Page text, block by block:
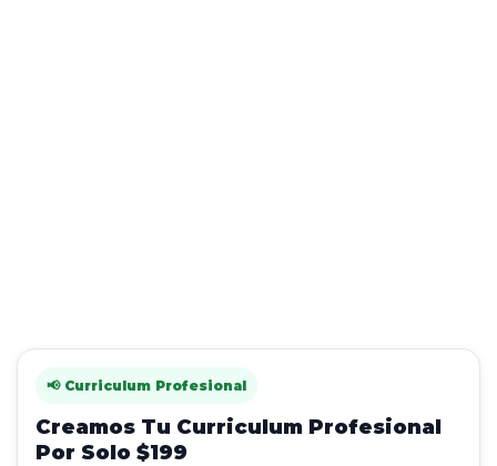
📢 Curriculum Profesional
Creamos Tu Curriculum Profesional
Por Solo $199